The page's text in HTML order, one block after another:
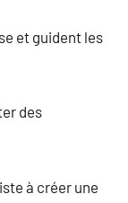
et guident les
des
à créer une